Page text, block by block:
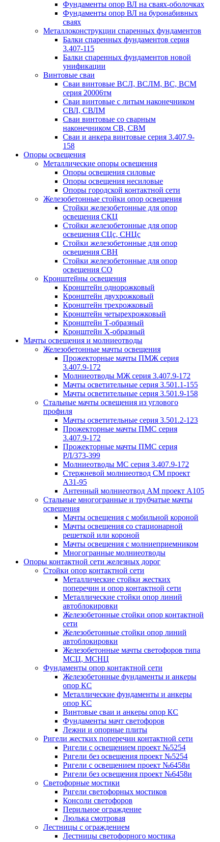
Фундаменты опор ВЛ на сваях-оболочках
Фундаменты опор ВЛ на буронабивных
сваях
Металлоконструкции спаренных фундаментов
Балки спаренных фундаментов серия
3.407-115
Балки спаренных фундаментов новой
унификации
Винтовые сваи
Сваи винтовые ВСЛ, ВСЛМ, ВС, ВСМ
серия 20006тм
Сваи винтовые с литым наконечником
СВЛ, СВЛМ
Сваи винтовые со сварным
наконечником СВ, СВМ
Сваи и анкера винтовые серия 3.407.9-
158
Опоры освещения
Металлические опоры освещения
Опоры освещения силовые
Опоры освещения несиловые
Опоры городской контактной сети
Железобетонные стойки опор освещения
Стойки железобетонные для опор
освещения СКЦ
Стойки железобетонные для опор
освещения СЦс, СНЦс
Стойки железобетонные для опор
освещения СВН
Стойки железобетонные для опор
освещения СО
Кронштейны освещения
Кронштейн однорожковый
Кронштейн двухрожковый
Кронштейн трехрожковый
Кронштейн четырехрожковый
Кронштейн Т-образный
Кронштейн Х-образный
Мачты освещения и молниеотводы
Железобетонные мачты освещения
Прожекторные мачты ПМЖ серия
3.407.9-172
Молниеотводы МЖ серия 3.407.9-172
Мачты осветительные серия 3.501.1-155
Мачты осветительные серия 3.501.9-158
Стальные мачты освещения из углового
профиля
Мачты осветительные серия 3.501.2-123
Прожекторные мачты ПМС серия
3.407.9-172
Прожекторные мачты ПМС серия
РЛ/373-399
Молниеотводы МС серия 3.407.9-172
Стержневой молниеотвод СМ проект
А31-95
Антенный молниеотвод АМ проект А105
Стальные многогранные и трубчатые мачты
освещения
Мачты освещения с мобильной короной
Мачты освещения со стационарной
решеткой или короной
Мачты освещения с молниеприемником
Многогранные молниеотводы
Опоры контактной сети железных дорог
Стойки опор контактной сети
Металлические стойки жестких
поперечин и опор контактной сети
Металлические стойки опор линий
автоблокировки
Железобетонные стойки опор контактной
сети
Железобетонные стойки опор линий
автоблокировки
Железобетонные мачты светофоров типа
МСЦ, МСНЦ
Фундаменты опор контактной сети
Железобетонные фундаменты и анкеры
опор КС
Металлические фундаменты и анкеры
опор КС
Винтовые сваи и анкеры опор КС
Фундаменты мачт светофоров
Лежни и опорные плиты
Ригели жестких поперечин контактной сети
Ригели с освещением проект №5254
Ригели без освещения проект №5254
Ригели с освещением проект №6458и
Ригели без освещения проект №6458и
Светофорные мостики
Ригели светофорных мостиков
Консоли светофоров
Перильное ограждение
Люлька смотровая
Лестницы с ограждением
Лестницы светофорного мостика